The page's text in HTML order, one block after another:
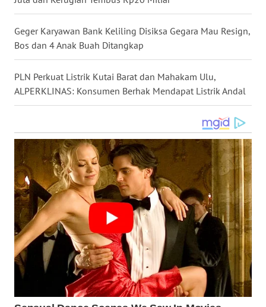
Geger Karyawan Bank Keliling Disiksa Gegara Mau Resign,
Bos dan 4 Anak Buah Ditangkap
PLN Perkuat Listrik Kutai Barat dan Mahakam Ulu,
ALPERKLINAS: Konsumen Berhak Mendapat Listrik Andal
WN
WN
KALBAR
WN
KALTENG
WN
KALTARA